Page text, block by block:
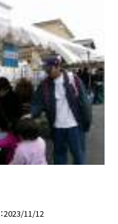
2023/11/12